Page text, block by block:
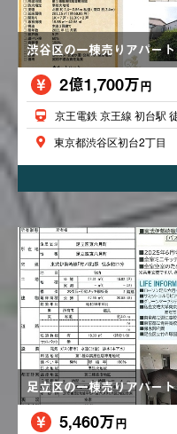
2億1,700万円
京王電鉄 京王線 初台駅
東京都渋谷区初台2丁目
5,460万円